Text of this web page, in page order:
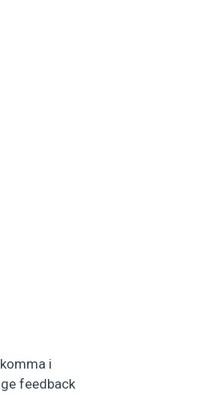
i
feedback